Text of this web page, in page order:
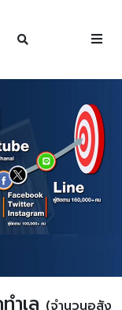
ำเล (จำนวนอสัง